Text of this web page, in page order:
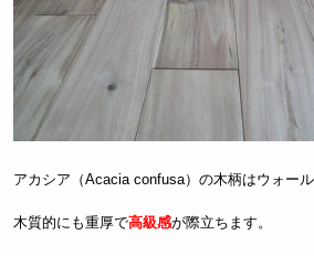
アカシア（Acacia confusa）の木柄はウォー
木質的にも重厚で高級感が際立ちます。